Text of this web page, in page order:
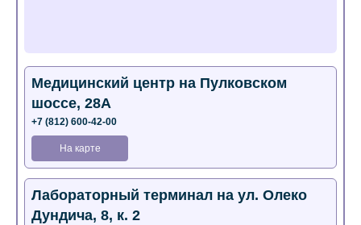
Медицинский центр на Пулковском
шоссе, 28А
+7 (812) 600-42-00
На карте
Лабораторный терминал на ул. Олеко
Дундича, 8, к. 2